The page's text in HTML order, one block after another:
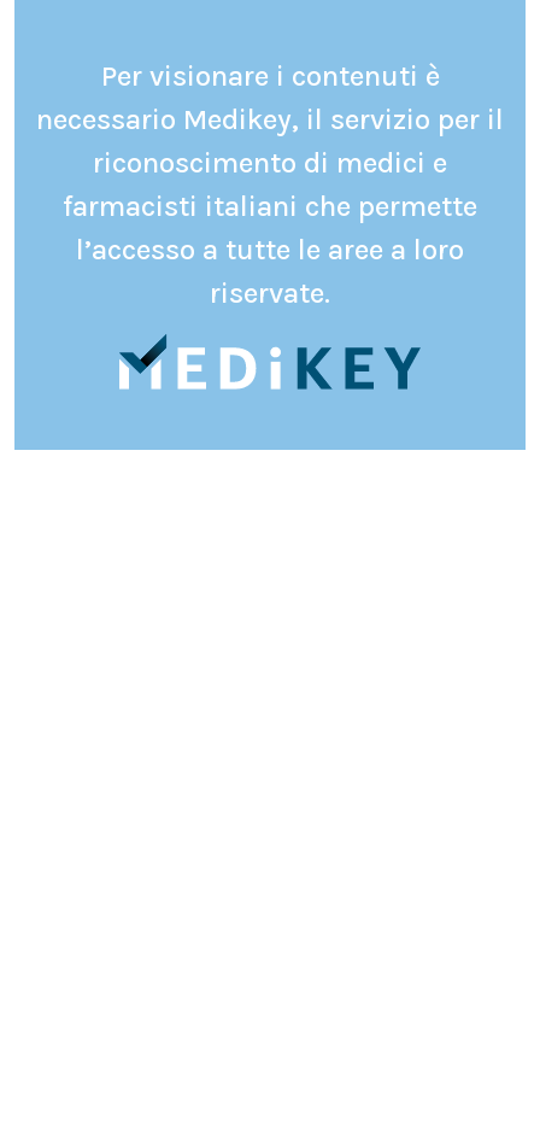
Per visionare i contenuti è
necessario Medikey, il servizio per il
riconoscimento di medici e
farmacisti italiani che permette
l’accesso a tutte le aree a loro
riservate.